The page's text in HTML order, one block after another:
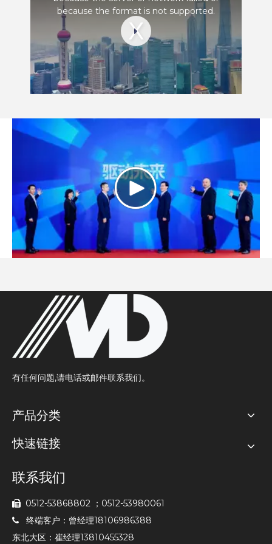
because the format is not supported.
有任何问题,请电话或邮件联系我们。
产品分类
快速链接
联系我们
 0512-53868802 ；0512-53980061

终端客户：曾经理18106986388
东北大区：崔经理13810455328